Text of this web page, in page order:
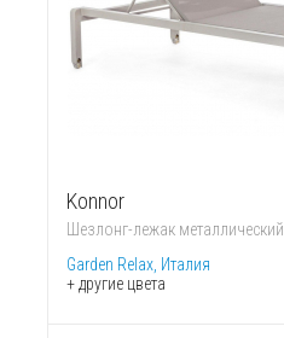
Konnor
Шезлонг-лежак металлический
Garden Relax, Италия
+ другие цвета